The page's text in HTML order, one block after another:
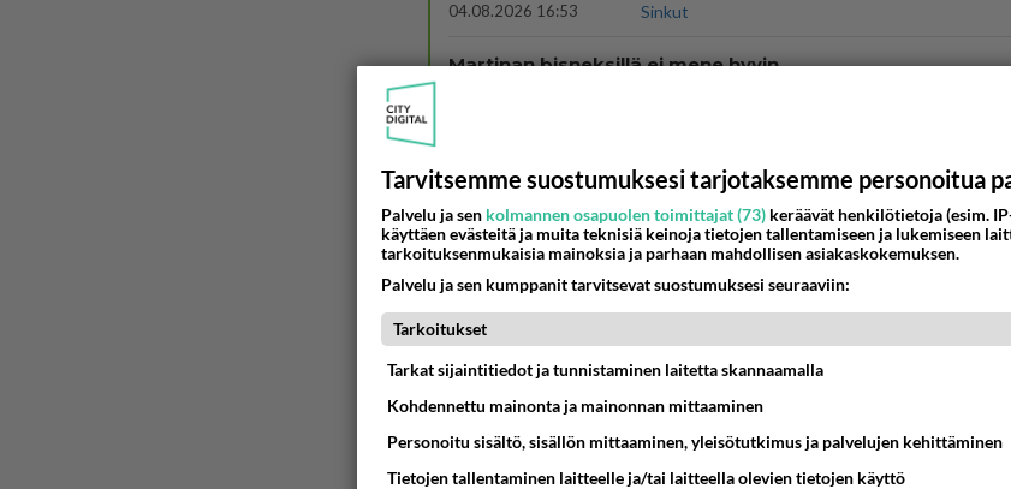
04.08.2026 16:53
Sinkut
Martinan bisneksillä ei mene hyvin
04.08.2026 10:07
Lieksa
Mikä sinua ja kaivattuasi
Yhdistää??????
Tiesitkö? Martina Aitolehden isäpuoli on tämä suosittu
05.08.2026 07:23
Kotimaiset julkkisjuorut
Sinulle mies
Kohtaamme jälleen kun on oikea aika. Sitä ei voi mikään eikä kukaan estää <3 <3
Tarvitsemme suostumuksesi tarjotaksemme personoitua
Palvelu ja sen kolmannen osapuolen toimittajat (73) keräävät henkilötietoja (esim.
käyttäen evästeitä ja muita teknisiä keinoja tietojen tallentamiseen ja lukemiseen
tarkoituksenmukaisia mainoksia ja parhaan mahdollisen asiakaskokemuksen.
Palvelu ja sen kumppanit tarvitsevat suostumuksesi seuraaviin:
Tarkoitukset
Tarkat sijaintitiedot ja tunnistaminen laitetta skannaamalla
Kohdennettu mainonta ja mainonnan mittaaminen
Personoitu sisältö, sisällön mittaaminen, yleisötutkimus ja palvelujen kehittäminen
Tietojen tallentaminen laitteelle ja/tai laitteella olevien tietojen käyttö